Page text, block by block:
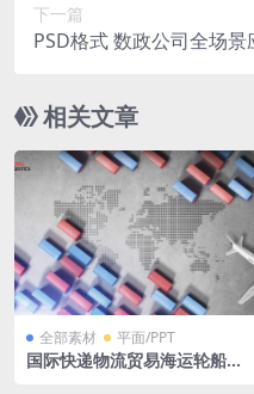
下一篇
PSD格式 数政公司全场
相关文章
全部素材 平面/PPT
国际快递物流贸易海运轮船海